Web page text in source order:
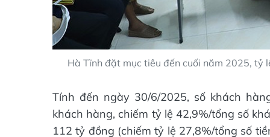
Hà Tĩnh đặt mục tiêu đến cuối năm 2025,
Tính đến ngày 30/6/2025, số khách
khách hàng, chiếm tỷ lệ 42,9%/tổng số
112 tỷ đồng (chiếm tỷ lệ 27,8%/tổng số